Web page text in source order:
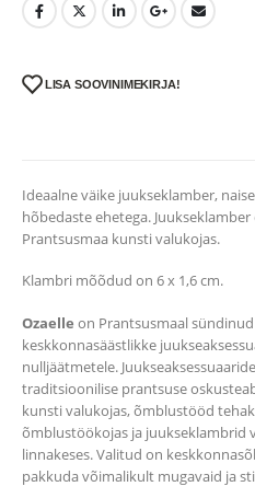
LISA SOOVINIMEKIRJA!
Ideaalne väike juukseklamber,
hõbedaste ehetega.
Prantsusmaa kunsti valukojas.
Klambri mõõdud on 6 x 1,6 cm.
Ozaelle on Prantsusmaal
keskkonnasäästlikke
nulljäätmetele.
traditsioonilise prantsuse
kunsti valukojas, õmblustööd
õmblustöökojas ja juukseklambrid
linnakeses. Valitud on
pakkuda võimalikult mugavaid ja